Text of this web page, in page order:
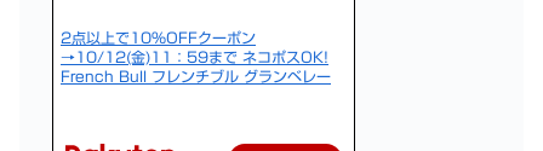
2点以上で10％OFFクーポン
→10/12(金)11：59まで ネコポスOK!
French Bull フレンチブル グランベレー